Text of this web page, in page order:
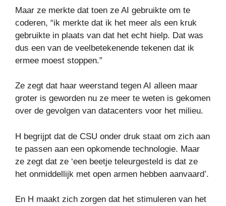
Maar ze merkte dat toen ze AI gebruikte om te
coderen, “ik merkte dat ik het meer als een kruk
gebruikte in plaats van dat het echt hielp. Dat was
dus een van de veelbetekenende tekenen dat ik
ermee moest stoppen.”
Ze zegt dat haar weerstand tegen AI alleen maar
groter is geworden nu ze meer te weten is gekomen
over de gevolgen van datacenters voor het milieu.
H begrijpt dat de CSU onder druk staat om zich aan
te passen aan een opkomende technologie. Maar
ze zegt dat ze ‘een beetje teleurgesteld is dat ze
het onmiddellijk met open armen hebben aanvaard’.
En H maakt zich zorgen dat het stimuleren van het